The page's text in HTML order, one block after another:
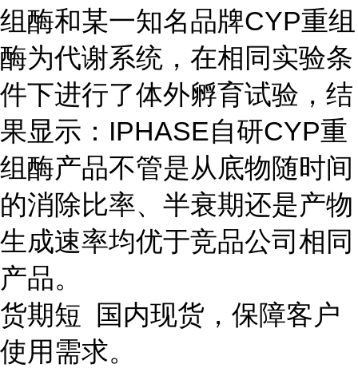
组酶和某一知名品牌CYP重组
酶为代谢系统，在相同实验条
件下进行了体外孵育试验，结
果显示：IPHASE自研CYP重
组酶产品不管是从底物随时间
的消除比率、半衰期还是产物
生成速率均优于竞品公司相同
产品。
货期短 国内现货，保障客户
使用需求。